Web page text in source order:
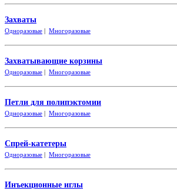
Захваты
Одноразовые | Многоразовые
Захватывающие корзины
Одноразовые | Многоразовые
Петли для полипэктомии
Одноразовые | Многоразовые
Спрей-катетеры
Одноразовые | Многоразовые
Инъекционные иглы